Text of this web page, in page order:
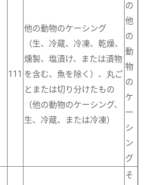
111
他の動物のケーシング
（生、冷蔵、冷凍、乾燥、
燻製、塩漬け、または漬物
を含む、魚を除く）、丸ご
とまたは切り分けたもの
（他の動物のケーシング、
生、冷蔵、または冷凍）
の
他
の
動
物
の
ケ
ー
シ
ン
グ
そ